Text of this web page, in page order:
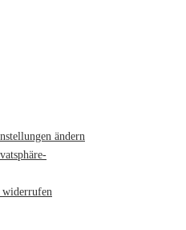
ändern